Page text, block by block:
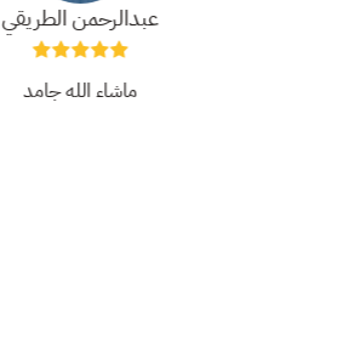
عبدالرحمن الطريقي
ماشاء الله جامد